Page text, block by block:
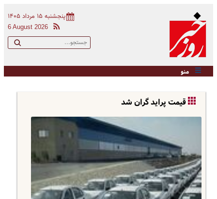
پنجشنبه ۱۵ مرداد ۱۴۰۵
6 August 2026
منو
قیمت پراید گران شد